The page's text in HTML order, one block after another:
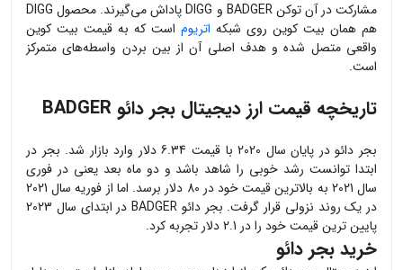
مشارکت در آن توکن BADGER و DIGG پاداش می‌گیرند. محصول DIGG
هم همان بیت کوین روی شبکه اتریوم است که به قیمت بیت کوین
واقعی متصل شده و هدف اصلی آن از بین بردن واسطه‌های متمرکز
است.
تاریخچه قیمت ارز دیجیتال بجر دائو BADGER
بجر دائو در پایان سال 2020 با قیمت 6.34 دلار وارد بازار شد. بجر در
ابتدا توانست رشد خوبی را شاهد باشد و دو ماه بعد یعنی در فوری
سال 2021 به بالاترین قیمت خود در 80 دلار برسد. اما از فوریه سال 2021
در یک روند نزولی قرار گرفت. بجر دائو BADGER در ابتدای سال 2023
پایین ترین قیمت خود را در 2.1 دلار تجربه کرد.
خرید بجر دائو